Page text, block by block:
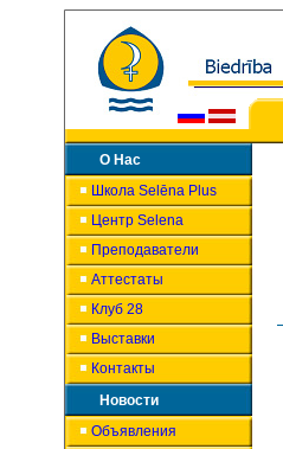
О Нас
Школа Selēna Plus
Центр Selena
Преподаватели
Аттестаты
Клуб 28
Выставки
Контакты
Новости
Объявления